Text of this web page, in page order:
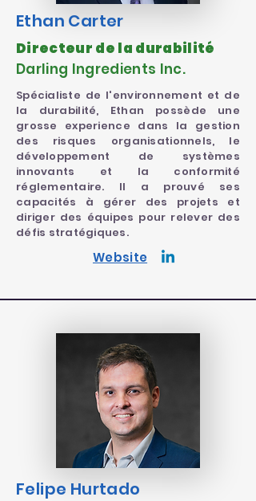
Ethan Carter
Directeur de la durabilité
Darling Ingredients Inc.
Spécialiste de l'environnement et de
la durabilité, Ethan possède une
grosse experience dans la gestion
des risques organisationnels, le
développement de systèmes
innovants et la conformité
réglementaire. Il a prouvé ses
capacités à gérer des projets et
diriger des équipes pour relever des
défis stratégiques.
Website
Felipe Hurtado